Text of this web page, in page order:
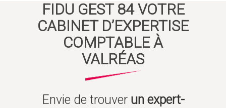
FIDU GEST 84 VOTRE
CABINET D’EXPERTISE
COMPTABLE À
VALRÉAS
Envie de trouver un expert-